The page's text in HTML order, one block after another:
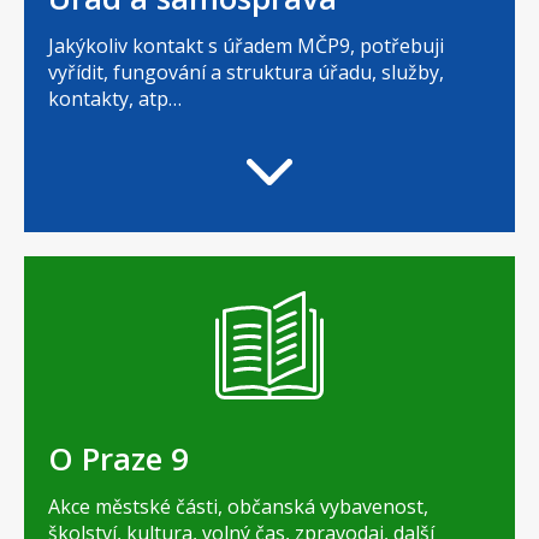
Jakýkoliv kontakt s úřadem MČP9, potřebuji
vyřídit, fungování a struktura úřadu, služby,
kontakty, atp…
O Praze 9
Akce městské části, občanská vybavenost,
školství, kultura, volný čas, zpravodaj, další